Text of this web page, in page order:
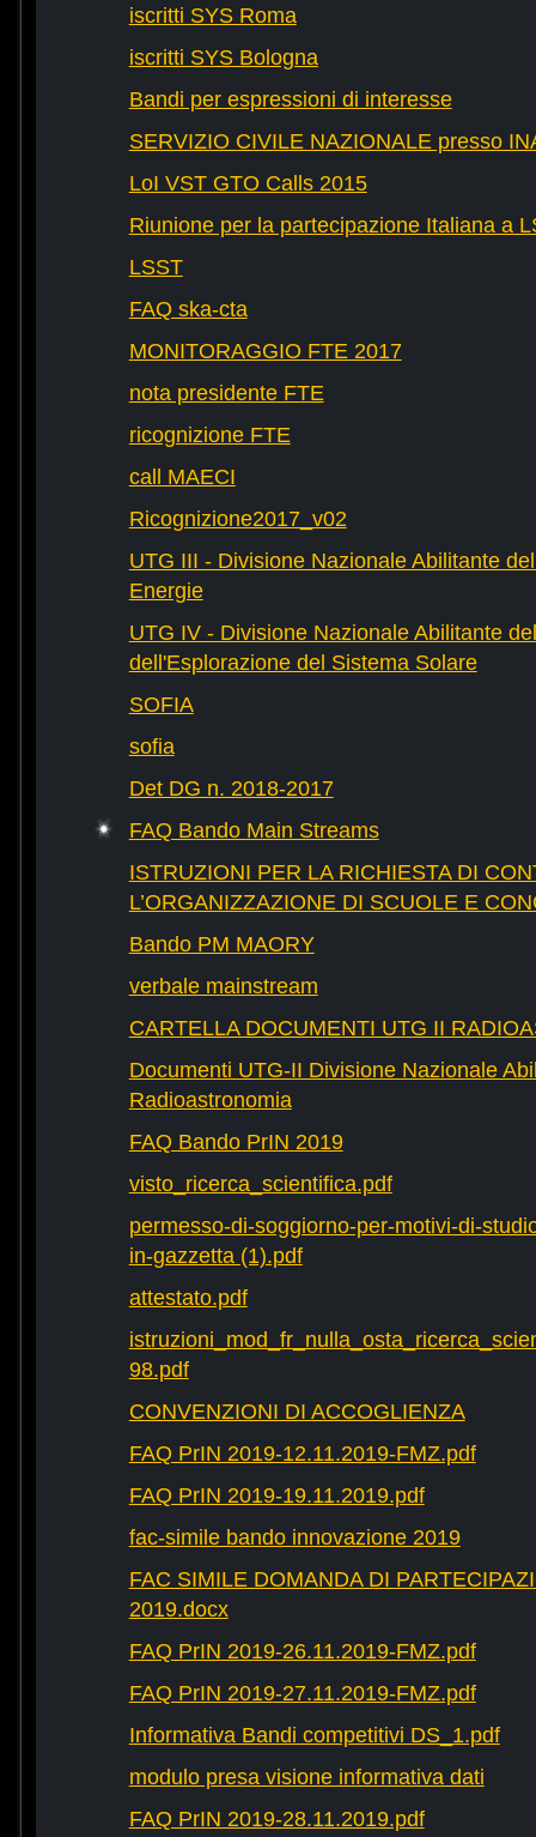
iscritti SYS Roma
iscritti SYS Bologna
Bandi per espressioni di interesse
SERVIZIO CIVILE NAZIONALE presso
LoI VST GTO Calls 2015
Riunione per la partecipazione Italiana a
LSST
FAQ ska-cta
MONITORAGGIO FTE 2017
nota presidente FTE
ricognizione FTE
call MAECI
Ricognizione2017_v02
UTG III - Divisione Nazionale Abilitante
Energie
UTG IV - Divisione Nazionale Abilitante
dell'Esplorazione del Sistema Solare
SOFIA
sofia
Det DG n. 2018-2017
FAQ Bando Main Streams
ISTRUZIONI PER LA RICHIESTA DI
L’ORGANIZZAZIONE DI SCUOLE E
Bando PM MAORY
verbale mainstream
CARTELLA DOCUMENTI UTG II
Documenti UTG-II Divisione Nazionale
Radioastronomia
FAQ Bando PrIN 2019
visto_ricerca_scientifica.pdf
permesso-di-soggiorno-per-motivi-di-
in-gazzetta (1).pdf
attestato.pdf
98.pdf
CONVENZIONI DI ACCOGLIENZA
FAQ PrIN 2019-12.11.2019-FMZ.pdf
FAQ PrIN 2019-19.11.2019.pdf
fac-simile bando innovazione 2019
FAC SIMILE DOMANDA DI
2019.docx
FAQ PrIN 2019-26.11.2019-FMZ.pdf
FAQ PrIN 2019-27.11.2019-FMZ.pdf
Informativa Bandi competitivi DS_1.pdf
modulo presa visione informativa dati
FAQ PrIN 2019-28.11.2019.pdf